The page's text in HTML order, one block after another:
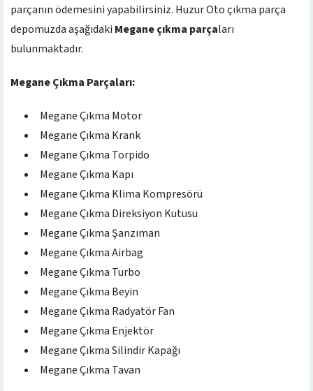
parçanın ödemesini yapabilirsiniz. Huzur Oto çıkma parça
depomuzda aşağıdaki Megane çıkma parçaları
bulunmaktadır.
Megane Çıkma Parçaları:
Megane Çıkma Motor
Megane Çıkma Krank
Megane Çıkma Torpido
Megane Çıkma Kapı
Megane Çıkma Klima Kompresörü
Megane Çıkma Direksiyon Kutusu
Megane Çıkma Şanzıman
Megane Çıkma Airbag
Megane Çıkma Turbo
Megane Çıkma Beyin
Megane Çıkma Radyatör Fan
Megane Çıkma Enjektör
Megane Çıkma Silindir Kapağı
Megane Çıkma Tavan